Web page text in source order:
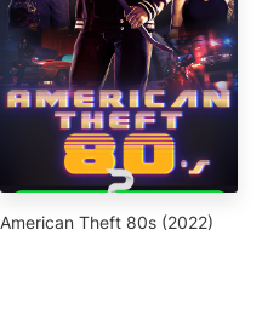
American Theft 80s (2022)